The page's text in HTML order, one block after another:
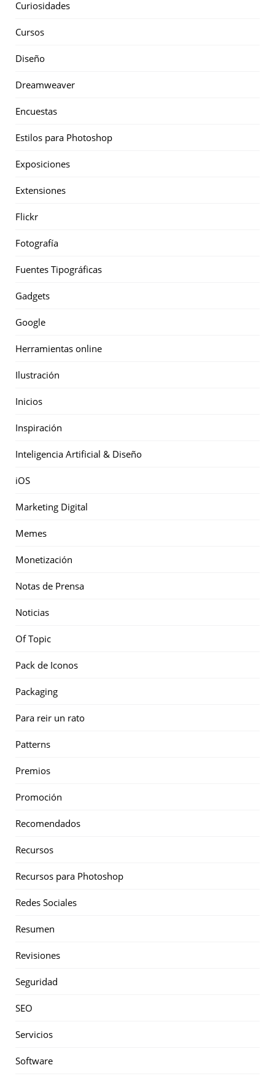
Curiosidades
Cursos
Diseño
Dreamweaver
Encuestas
Estilos para Photoshop
Exposiciones
Extensiones
Flickr
Fotografía
Fuentes Tipográficas
Gadgets
Google
Herramientas online
Ilustración
Inicios
Inspiración
Inteligencia Artificial & Diseño
iOS
Marketing Digital
Memes
Monetización
Notas de Prensa
Noticias
Of Topic
Pack de Iconos
Packaging
Para reir un rato
Patterns
Premios
Promoción
Recomendados
Recursos
Recursos para Photoshop
Redes Sociales
Resumen
Revisiones
Seguridad
SEO
Servicios
Software